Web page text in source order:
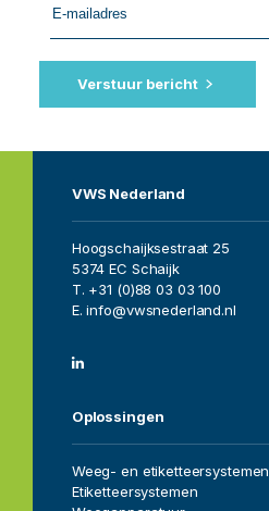
Vacatures
Over ons
Verstuur bericht
VWS Nederland
Hoogschaijksestraat 25
5374 EC Schaijk
T. +31 (0)88 03 03 100
E. info@vwsnederland.nl
Oplossingen
Weeg- en etiketteersystemen
Etiketteersystemen